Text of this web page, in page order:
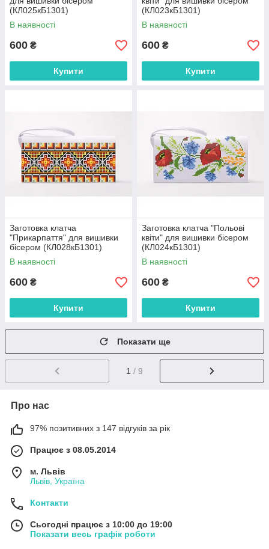
(КЛ025кБ1301)
В наявності
600 ₴
Купити
(КЛ023кБ1301)
В наявності
600 ₴
Купити
Заготовка клатча
"Прикарпаття" для вишивки
бісером (КЛ028кБ1301)
В наявності
600 ₴
Купити
Заготовка клатча "Польові
квіти" для вишивки бісером
(КЛ024кБ1301)
В наявності
600 ₴
Купити
Показати ще
1 / 9
Про нас
97% позитивних з 147 відгуків за рік
Працює з 08.05.2014
м. Львів
Львів, Україна
Контакти
Сьогодні працює з 10:00 до 19:00
Показати весь графік роботи